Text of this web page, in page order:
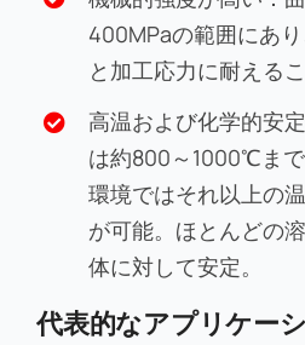
400MPaの範囲にあ
と加工応力に耐える
高温および化学的安
は約800～1000℃ま
環境ではそれ以上の
が可能。ほとんどの
体に対して安定。
代表的なアプリケー